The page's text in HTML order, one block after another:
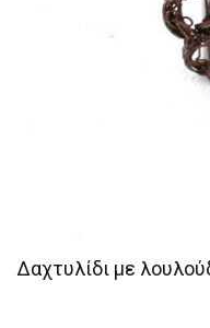
Δαχτυλίδι με